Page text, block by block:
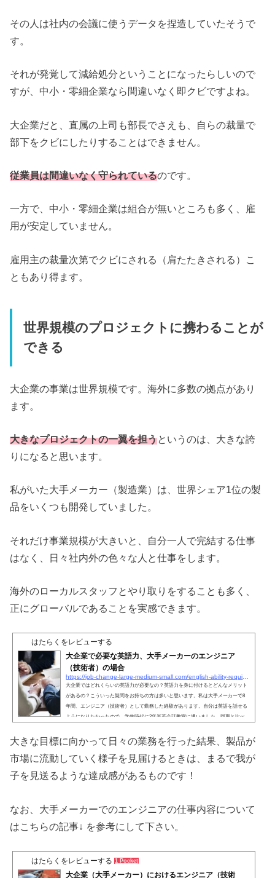
その人は社内の会議に使うデータを捏造していたそうで
す。
それが発覚して減給処分ということになったらしいので
すが、中小・零細企業なら間違いなく即クビですよね。
大企業だと、直属の上司も部長でさえも、自らの裁量で
部下をクビにしたりすることはできません。
従業員は間違いなく守られているのです。
一方で、中小・零細企業は組合が無いところも多く、雇
用が安定していません。
雇用主の裁量次第でクビにされる（肩たたきされる）こ
ともあり得ます。
世界規模のプロジェクトに携わることが
できる
大企業の事業は世界規模です。海外に多数の拠点があり
ます。
大きなプロジェクトの一翼を担うというのは、大きな誇
りになると思います。
私がいた大手メーカー（製造業）は、世界シェア1位の製
品をいくつも開発していました。
それだけ事業規模が大きいと、自分一人で完結する仕事
はなく、日々社内外の色々な人と仕事をします。
海外のローカルスタッフとやり取りをすることも多く、
正にグローバルであることを実感できます。
はたらくをレビューする
大企業で必要な英語力、大手メーカーのエンジニア
（技術者）の場合
https://job-change-large-medium-small.com/english-ability-required-for-engineers-in-large-corporations
大企業ではどれくらいの英語力が必要なの？英語力を身に付けるとどんなメリット
があるの？こういった疑問をお持ちの方は多いと思います。私は大手メーカーで8
年間、エンジニア（技術者）として勤務した経験があります。自分は英語を話せる
ようになりたかったので、学生時代に2年半英会話教室に通いました。同期と比べ
を見てきました。さて、この記事では●大手メーカーのエンジニアの仕事における
英語力の必要性●英語力を身に付けるメリットについてお話し...
大きな目標に向かって日々の業務を行った結果、製品が
市場に流動していく様子を見届けるときは、まるで我が
子を見送るような達成感があるものです！
なお、大手メーカーでのエンジニアの仕事内容について
はこちらの記事↓ を参考にして下さい。
はたらくをレビューする 1 Pocket
大企業（大手メーカー）におけるエンジニア（技術